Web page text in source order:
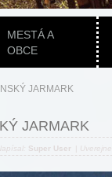
MESTÁ A
OBCE
JARMARK
JARMARK
Super User